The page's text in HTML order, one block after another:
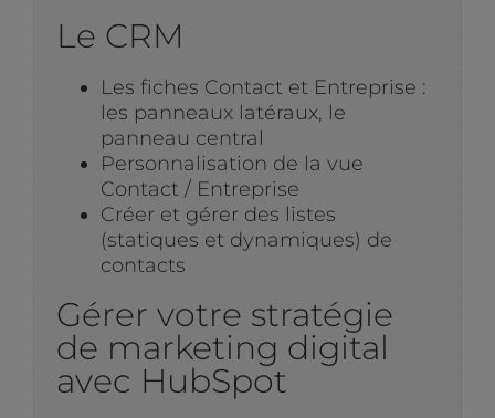
Le CRM
Les fiches Contact et Entreprise :
les panneaux latéraux, le
panneau central
Personnalisation de la vue
Contact / Entreprise
Créer et gérer des listes
(statiques et dynamiques) de
contacts
Gérer votre stratégie
de marketing digital
avec HubSpot